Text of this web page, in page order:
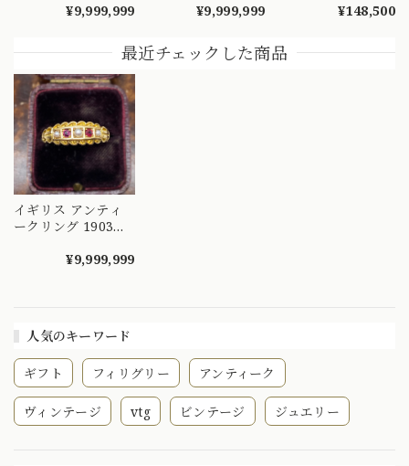
人気のキーワード
ギフト フィリグリー アンティーク
ヴィンテージ vtg ビンテージ ジュエリー
らしいダイヤモンド
DR00491
¥9,999,999
0.76ct ヴィンテージ
ナ 指輪 MOR00697
¥9,999,999
ーが囲むクラシック
ン MOR00709
¥148,500
最近チェックした商品
イギリス アンティ
ークリング 1903年
DR00454¥9,999,999